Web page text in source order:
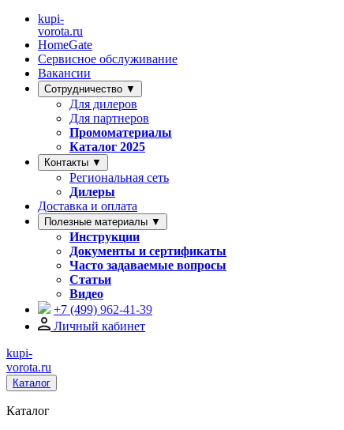
kupi-
vorota.ru
HomeGate
Сервисное обслуживание
Вакансии
Сотрудничество ▼
Для дилеров
Для партнеров
Промоматериалы
Каталог 2025
Контакты ▼
Региональная сеть
Дилеры
Доставка и оплата
Полезные материалы ▼
Инструкции
Документы и сертификаты
Часто задаваемые вопросы
Статьи
Видео
+7 (499) 962-41-39
Личный кабинет
kupi-
vorota.ru
Каталог
Каталог